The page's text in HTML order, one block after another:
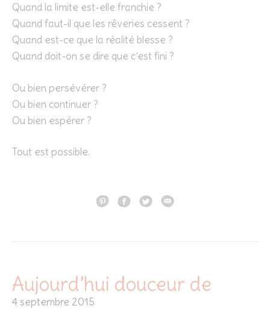
Quand la limite est-elle franchie ?
Quand faut-il que les rêveries cessent ?
Quand est-ce que la réalité blesse ?
Quand doit-on se dire que c’est fini ?
Ou bien persévérer ?
Ou bien continuer ?
Ou bien espérer ?
Tout est possible.
Aujourd’hui douceur de
4 septembre 2015